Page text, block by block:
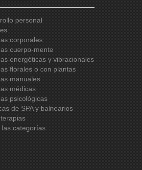
personal
corporales
cuerpo-mente
energéticas y vibracionales
florales o con plantas
manuales
médicas
psicológicas
de SPA y balnearios
las categorías